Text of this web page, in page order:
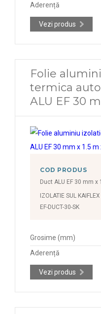
Aderență
Vezi produs
Folie
termica
ALU EF 30
COD PRODUS
Duct ALU EF 30 mm x
IZOLATIE SUL
EF-DUCT-30-SK
Grosime (mm)
Aderență
Vezi produs